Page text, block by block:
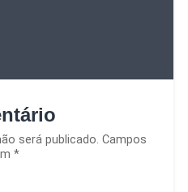
será publicado. Campos
*